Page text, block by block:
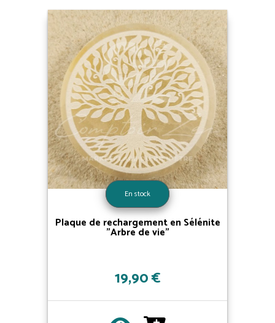
En stock
Plaque de rechargement en Sélénite
"Arbre de vie"
19,90 €